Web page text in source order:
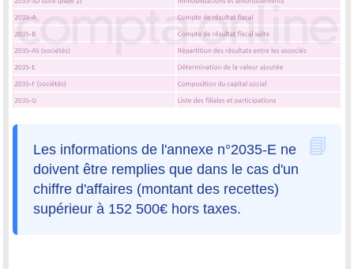
Les informations de l'annexe n°2035-E ne
doivent être remplies que dans le cas d'un
chiffre d'affaires (montant des recettes)
supérieur à 152 500€ hors taxes.